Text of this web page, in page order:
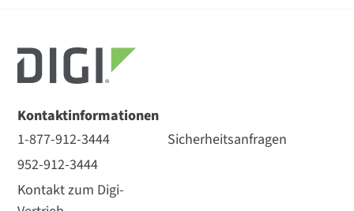
Kontaktinformationen
1-877-912-3444
952-912-3444
Kontakt zum Digi-
Sicherheitsanfragen